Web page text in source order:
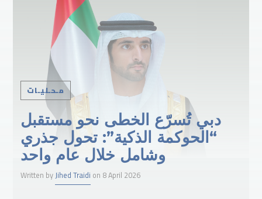
مـحـليـات
دبي تُسرّع الخطى نحو مستقبل
“الحوكمة الذكية”: تحول جذري
وشامل خلال عام واحد
Written byJihed Traidi on 8 April 2026